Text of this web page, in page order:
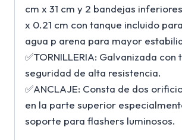
cm x 31 cm y 2 bandejas
x 0.21 cm con tanque incluido
agua p arena para mayor
✅TORNILLERIA: Galvanizada con
seguridad de alta resistencia.
✅ANCLAJE: Consta de dos
en la parte superior
soporte para flashers luminosos.